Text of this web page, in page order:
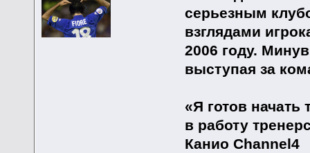
серьезным
взглядами
2006 году.
выступая за
«Я готов
в работу
Канио Channel4